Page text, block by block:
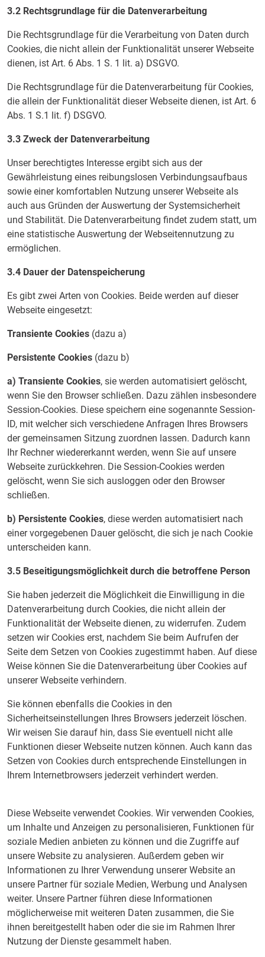
3.2 Rechtsgrundlage für die Datenverarbeitung
Die Rechtsgrundlage für die Verarbeitung von Daten durch
Cookies, die nicht allein der Funktionalität unserer Webseite
dienen, ist Art. 6 Abs. 1 S. 1 lit. a) DSGVO.
Die Rechtsgrundlage für die Datenverarbeitung für Cookies,
die allein der Funktionalität dieser Webseite dienen, ist Art. 6
Abs. 1 S.1 lit. f) DSGVO.
3.3 Zweck der Datenverarbeitung
Unser berechtigtes Interesse ergibt sich aus der
Gewährleistung eines reibungslosen Verbindungsaufbaus
sowie einer komfortablen Nutzung unserer Webseite als
auch aus Gründen der Auswertung der Systemsicherheit
und Stabilität. Die Datenverarbeitung findet zudem statt, um
eine statistische Auswertung der Webseitennutzung zu
ermöglichen.
3.4 Dauer der Datenspeicherung
Es gibt zwei Arten von Cookies. Beide werden auf dieser
Webseite eingesetzt:
Transiente Cookies (dazu a)
Persistente Cookies (dazu b)
a) Transiente Cookies, sie werden automatisiert gelöscht,
wenn Sie den Browser schließen. Dazu zählen insbesondere
Session-Cookies. Diese speichern eine sogenannte Session-
ID, mit welcher sich verschiedene Anfragen Ihres Browsers
der gemeinsamen Sitzung zuordnen lassen. Dadurch kann
Ihr Rechner wiedererkannt werden, wenn Sie auf unsere
Webseite zurückkehren. Die Session-Cookies werden
gelöscht, wenn Sie sich ausloggen oder den Browser
schließen.
b) Persistente Cookies, diese werden automatisiert nach
einer vorgegebenen Dauer gelöscht, die sich je nach Cookie
unterscheiden kann.
3.5 Beseitigungsmöglichkeit durch die betroffene Person
Sie haben jederzeit die Möglichkeit die Einwilligung in die
Datenverarbeitung durch Cookies, die nicht allein der
Funktionalität der Webseite dienen, zu widerrufen. Zudem
setzen wir Cookies erst, nachdem Sie beim Aufrufen der
Seite dem Setzen von Cookies zugestimmt haben. Auf diese
Weise können Sie die Datenverarbeitung über Cookies auf
unserer Webseite verhindern.
Sie können ebenfalls die Cookies in den
Sicherheitseinstellungen Ihres Browsers jederzeit löschen.
Wir weisen Sie darauf hin, dass Sie eventuell nicht alle
Funktionen dieser Webseite nutzen können. Auch kann das
Setzen von Cookies durch entsprechende Einstellungen in
Ihrem Internetbrowsers jederzeit verhindert werden.
Diese Webseite verwendet Cookies. Wir verwenden Cookies,
um Inhalte und Anzeigen zu personalisieren, Funktionen für
soziale Medien anbieten zu können und die Zugriffe auf
unsere Website zu analysieren. Außerdem geben wir
Informationen zu Ihrer Verwendung unserer Website an
unsere Partner für soziale Medien, Werbung und Analysen
weiter. Unsere Partner führen diese Informationen
möglicherweise mit weiteren Daten zusammen, die Sie
ihnen bereitgestellt haben oder die sie im Rahmen Ihrer
Nutzung der Dienste gesammelt haben.